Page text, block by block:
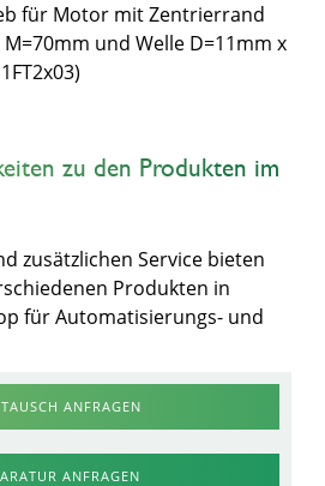
für Motor mit Zentrierrand
und Welle D=11mm x
zu den Produkten im
zusätzlichen Service bieten
Produkten in
für Automatisierungs- und
ANFRAGEN
ANFRAGEN